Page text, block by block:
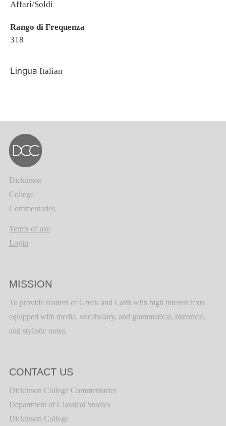
Affari/Soldi
Rango di Frequenza
318
Lingua Italian
Dickinson
College
Commentaries
Terms of use
Login
MISSION
To provide readers of Greek and Latin with high interest texts
equipped with media, vocabulary, and grammatical, historical,
and stylistic notes.
CONTACT US
Dickinson College Commentaries
Department of Classical Studies
Dickinson College